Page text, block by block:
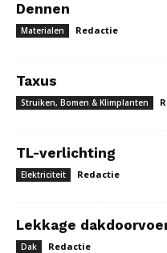
Dennen
Materialen Redactie
Taxus
Struiken, Bomen & Klimplanten
TL-verlichting
Elektriciteit Redactie
Lekkage
Dak Redactie